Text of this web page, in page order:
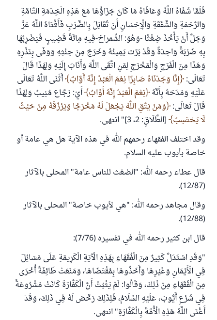
فَلَمَّا شَفَاهُ اللَّهُ وَعَافَاهُ مَا كَانَ جَزَاؤُهَا مَعَ هَذِهِ الْخِدْمَةِ التَّامَّةِ
وَالرَّحْمَةِ وَالشَّفَقَةِ وَالْإِحْسَانِ أَنْ تُقَابَلَ بِالضَّرْبِ فَأَفْتَاهُ اللَّهُ عَزَّ
وَجَلَّ أَنْ يَأْخُذَ ضِغْثًا -وَهُوَ: الشِّمراخ-فِيهِ مِائَةُ قَضِيبٍ فَيَضْرِبُهَا
بِهِ ضَرْبَةً وَاحِدَةً وَقَدْ بَرّت يَمِينُهُ وَخَرَجَ مِنْ حِنْثِهِ وَوَفَى بِنَذْرِهِ
وَهَذَا مِنَ الْفَرَجِ وَالْمَخْرَجِ لِمَنِ اتَّقَى اللَّهَ وَأَنَابَ إِلَيْهِ وَلِهَذَا قَالَ
تَعَالَى: إِنَّا وَجَدْنَاهُ صَابِرًا نِعْمَ الْعَبْدُ إِنَّهُ أَوَّابٌ أَثْنَى اللَّهُ تَعَالَى
عَلَيْهِ وَمَدَحَهُ بِأَنَّهُ نِعْمَ الْعَبْدُ إِنَّهُ أَوَّابٌ أَيْ: رَجَّاع مُنِيبٌ وَلِهَذَا
قَالَ تَعَالَى: وَمَنْ يَتَّقِ اللَّهَ يَجْعَلْ لَهُ مَخْرَجًا وَيَرْزُقْهُ مِنْ حَيْثُ
لَا يَحْتَسِبُ [الطَّلَاقِ: 2، 3]" انتهى.
وقد اختلف الفقهاء رحمهم الله في هذه الآية هل هي عامة أو
خاصة بأيوب عليه السلام.
قال عطاء رحمه الله: "الضغث للناس عامة" المحلى بالآثار
(12/87).
وقال مجاهد رحمه الله: "هي لأيوب خاصة" المحلى بالآثار
(12/88).
قال ابن كثير رحمه الله في تفسيره (7/76):
"وَقَدِ اسْتَدَلَّ كَثِيرٌ مِنَ الْفُقَهَاءِ بِهَذِهِ الْآيَةِ الْكَرِيمَةِ عَلَى مَسَائِلَ
فِي الْأَيْمَانِ وَغَيْرِهَا وَأَخَذُوهَا بِمُقْتَضَاهَا، وَمَنَعَتْ طَائِفَةٌ أُخْرَى
مِنَ الْفُقَهَاءِ مِنْ ذَلِكَ، وَقَالُوا: لَمْ يَثْبُتْ أَنَّ الْكَفَّارَةَ كَانَتْ مَشْرُوعَةً
فِي شَرْعِ أَيُّوبَ، عَلَيْهِ السَّلَامُ، فَلِذَلِكَ رَخَّصَ لَهُ فِي ذَلِكَ، وَقَدْ
أَغْنَى اللَّهُ هَذِهِ الْأُمَّةَ بِالْكَفَّارَةِ" انتهى.